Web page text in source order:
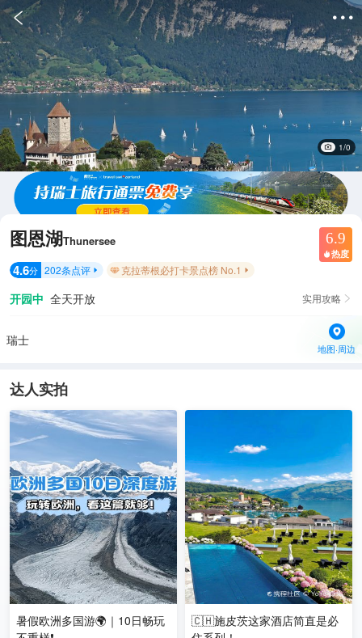
 
1/0
图恩湖Thunersee 6.9
 热度
4.6分 202条点评  克拉蒂根必打卡景点榜 No.1 
开园中 全天开放 实用攻略 
瑞士
地图·周边
达人实拍
暑假欧洲多国游🌍｜10日畅玩
🇨🇭施皮茨这家酒店简直是必